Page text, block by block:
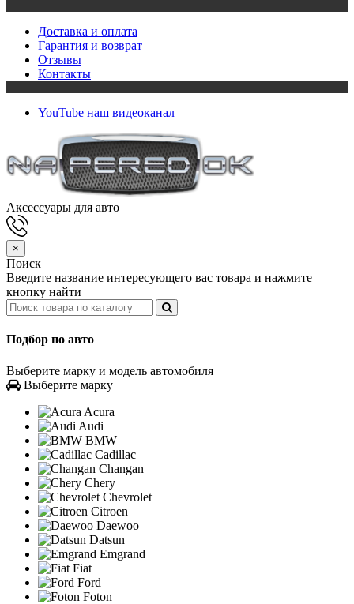
Доставка и оплата
Гарантия и возврат
Отзывы
Контакты
YouTube наш видеоканал
Аксессуары для авто
×
Поиск
Введите название интересующего вас товара и нажмите
кнопку найти
Подбор по авто
Выберите марку и модель автомобиля
Выберите марку
Acura
Audi
BMW
Cadillac
Changan
Chery
Chevrolet
Citroen
Daewoo
Datsun
Emgrand
Fiat
Ford
Foton